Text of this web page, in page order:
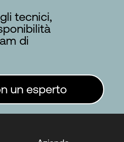
tecnici,
di
un esperto